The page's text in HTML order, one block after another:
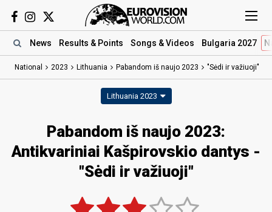
News Results & Points Songs & Videos Bulgaria 2027
National 2023 Lithuania Pabandom iš naujo 2023 "Sėdi ir važiuoji"
Lithuania 2023
Pabandom iš naujo 2023:
Antikvariniai Kašpirovskio dantys -
"Sėdi ir važiuoji"